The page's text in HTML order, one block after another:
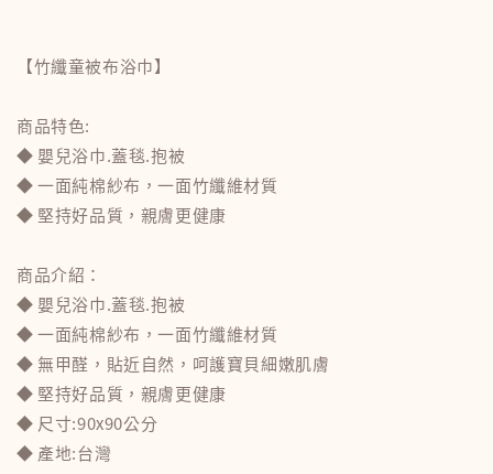
【竹纖童被布浴巾】
商品特色:
◆ 嬰兒浴巾.蓋毯.抱被
◆ 一面純棉紗布，一面竹纖維材質
◆ 堅持好品質，親膚更健康
商品介紹：
◆ 嬰兒浴巾.蓋毯.抱被
◆ 一面純棉紗布，一面竹纖維材質
◆ 無甲醛，貼近自然，呵護寶貝細嫩肌膚
◆ 堅持好品質，親膚更健康
◆ 尺寸:90x90公分
◆ 產地:台灣